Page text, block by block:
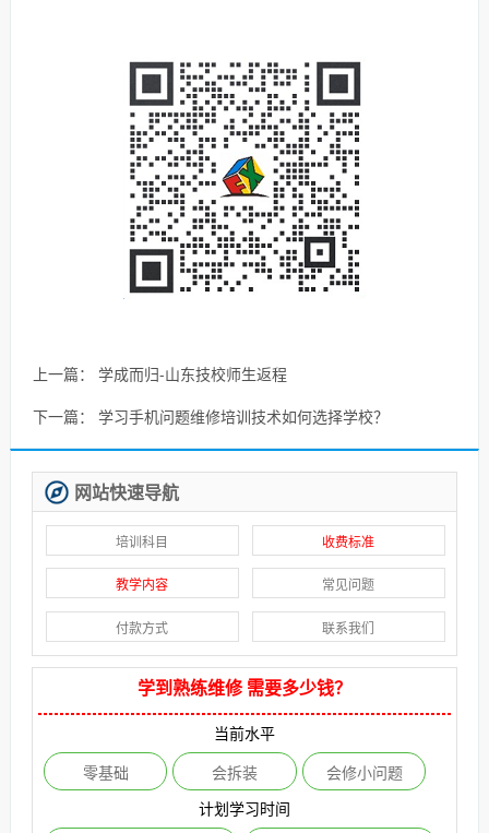
上一篇： 学成而归-山东技校师生返程
下一篇： 学习手机问题维修培训技术如何选择学校？
网站快速导航
培训科目 收费标准
教学内容 常见问题
付款方式 联系我们
学到熟练维修 需要多少钱？
当前水平
零基础
会拆装
会修小问题
计划学习时间